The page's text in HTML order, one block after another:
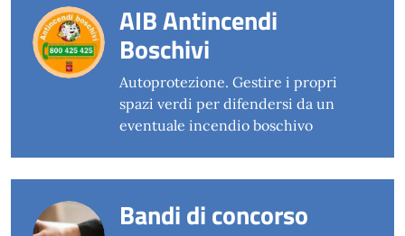
AIB Antincendi
Boschivi
Autoprotezione. Gestire i propri
spazi verdi per difendersi da un
eventuale incendio boschivo
Bandi di concorso